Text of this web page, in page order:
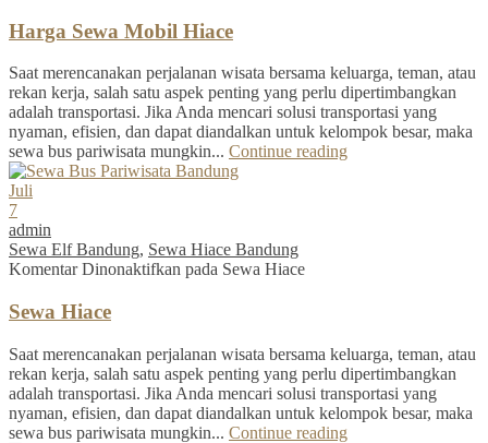
Harga Sewa Mobil Hiace
Saat merencanakan perjalanan wisata bersama keluarga, teman, atau
rekan kerja, salah satu aspek penting yang perlu dipertimbangkan
adalah transportasi. Jika Anda mencari solusi transportasi yang
nyaman, efisien, dan dapat diandalkan untuk kelompok besar, maka
sewa bus pariwisata mungkin... Continue reading
Juli
7
admin
Sewa Elf Bandung, Sewa Hiace Bandung
Komentar Dinonaktifkan pada Sewa Hiace
Sewa Hiace
Saat merencanakan perjalanan wisata bersama keluarga, teman, atau
rekan kerja, salah satu aspek penting yang perlu dipertimbangkan
adalah transportasi. Jika Anda mencari solusi transportasi yang
nyaman, efisien, dan dapat diandalkan untuk kelompok besar, maka
sewa bus pariwisata mungkin... Continue reading